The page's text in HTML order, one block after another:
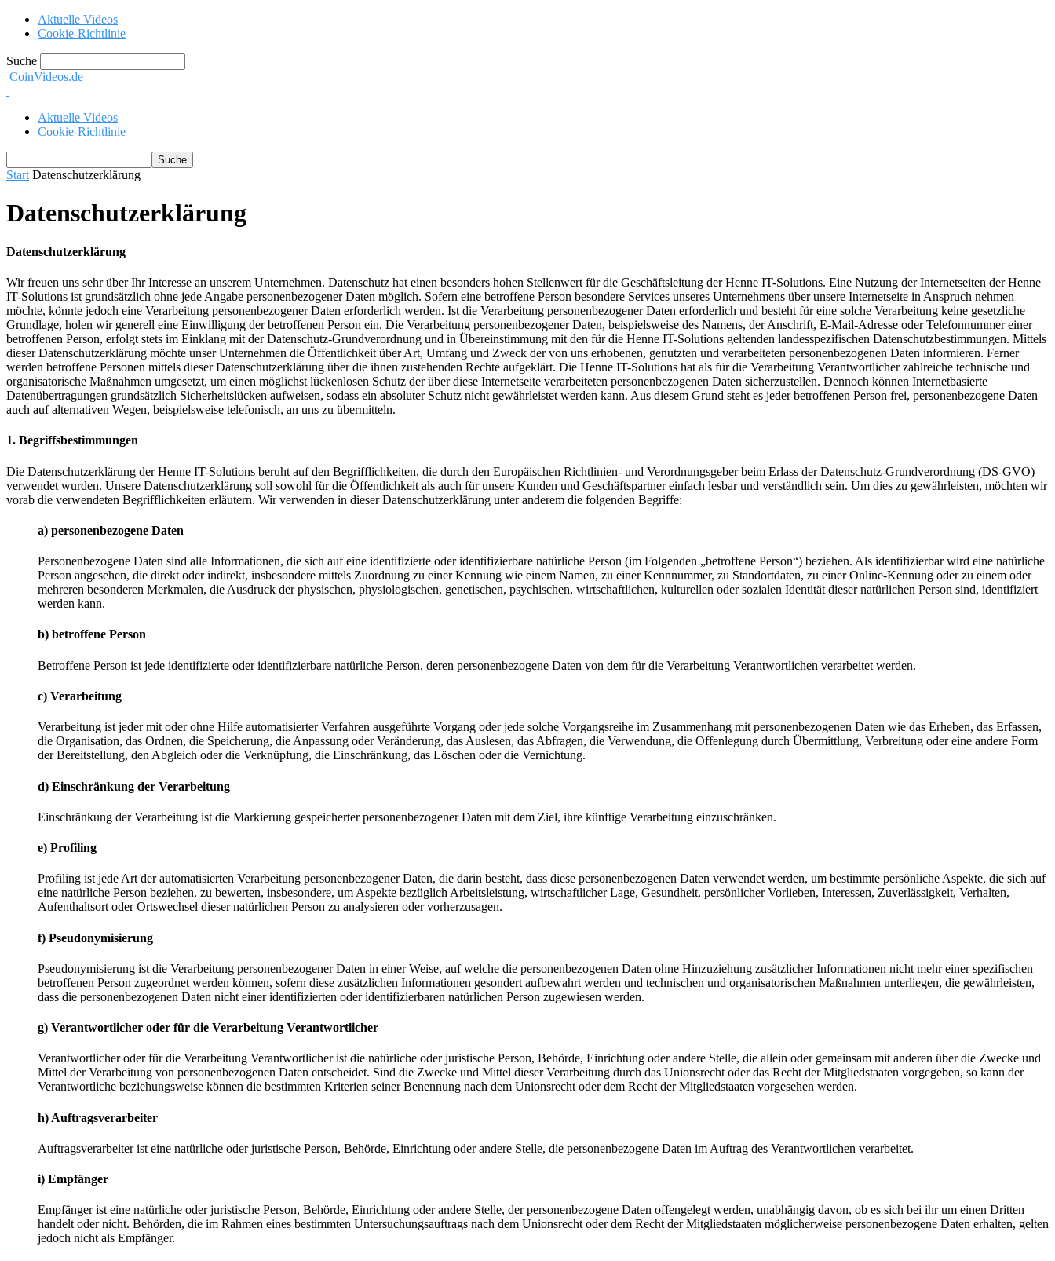
Aktuelle Videos
Cookie-Richtlinie
Suche
CoinVideos.de
Aktuelle Videos
Cookie-Richtlinie
Start Datenschutzerklärung
Datenschutzerklärung
Datenschutzerklärung
Wir freuen uns sehr über Ihr Interesse an unserem Unternehmen. Datenschutz hat einen besonders hohen Stellenwert für die Geschäftsleitung der Henne IT-Solutions. Eine Nutzung der Internetseiten der Henne
IT-Solutions ist grundsätzlich ohne jede Angabe personenbezogener Daten möglich. Sofern eine betroffene Person besondere Services unseres Unternehmens über unsere Internetseite in Anspruch nehmen
möchte, könnte jedoch eine Verarbeitung personenbezogener Daten erforderlich werden. Ist die Verarbeitung personenbezogener Daten erforderlich und besteht für eine solche Verarbeitung keine gesetzliche
Grundlage, holen wir generell eine Einwilligung der betroffenen Person ein. Die Verarbeitung personenbezogener Daten, beispielsweise des Namens, der Anschrift, E-Mail-Adresse oder Telefonnummer einer
betroffenen Person, erfolgt stets im Einklang mit der Datenschutz-Grundverordnung und in Übereinstimmung mit den für die Henne IT-Solutions geltenden landesspezifischen Datenschutzbestimmungen. Mittels
dieser Datenschutzerklärung möchte unser Unternehmen die Öffentlichkeit über Art, Umfang und Zweck der von uns erhobenen, genutzten und verarbeiteten personenbezogenen Daten informieren. Ferner
werden betroffene Personen mittels dieser Datenschutzerklärung über die ihnen zustehenden Rechte aufgeklärt. Die Henne IT-Solutions hat als für die Verarbeitung Verantwortlicher zahlreiche technische und
organisatorische Maßnahmen umgesetzt, um einen möglichst lückenlosen Schutz der über diese Internetseite verarbeiteten personenbezogenen Daten sicherzustellen. Dennoch können Internetbasierte
Datenübertragungen grundsätzlich Sicherheitslücken aufweisen, sodass ein absoluter Schutz nicht gewährleistet werden kann. Aus diesem Grund steht es jeder betroffenen Person frei, personenbezogene Daten
auch auf alternativen Wegen, beispielsweise telefonisch, an uns zu übermitteln.
1. Begriffsbestimmungen
Die Datenschutzerklärung der Henne IT-Solutions beruht auf den Begrifflichkeiten, die durch den Europäischen Richtlinien- und Verordnungsgeber beim Erlass der Datenschutz-Grundverordnung (DS-GVO)
verwendet wurden. Unsere Datenschutzerklärung soll sowohl für die Öffentlichkeit als auch für unsere Kunden und Geschäftspartner einfach lesbar und verständlich sein. Um dies zu gewährleisten, möchten wir
vorab die verwendeten Begrifflichkeiten erläutern. Wir verwenden in dieser Datenschutzerklärung unter anderem die folgenden Begriffe:
a) personenbezogene Daten
Personenbezogene Daten sind alle Informationen, die sich auf eine identifizierte oder identifizierbare natürliche Person (im Folgenden „betroffene Person“) beziehen. Als identifizierbar wird eine natürliche
Person angesehen, die direkt oder indirekt, insbesondere mittels Zuordnung zu einer Kennung wie einem Namen, zu einer Kennnummer, zu Standortdaten, zu einer Online-Kennung oder zu einem oder
mehreren besonderen Merkmalen, die Ausdruck der physischen, physiologischen, genetischen, psychischen, wirtschaftlichen, kulturellen oder sozialen Identität dieser natürlichen Person sind, identifiziert
werden kann.
b) betroffene Person
Betroffene Person ist jede identifizierte oder identifizierbare natürliche Person, deren personenbezogene Daten von dem für die Verarbeitung Verantwortlichen verarbeitet werden.
c) Verarbeitung
Verarbeitung ist jeder mit oder ohne Hilfe automatisierter Verfahren ausgeführte Vorgang oder jede solche Vorgangsreihe im Zusammenhang mit personenbezogenen Daten wie das Erheben, das Erfassen,
die Organisation, das Ordnen, die Speicherung, die Anpassung oder Veränderung, das Auslesen, das Abfragen, die Verwendung, die Offenlegung durch Übermittlung, Verbreitung oder eine andere Form
der Bereitstellung, den Abgleich oder die Verknüpfung, die Einschränkung, das Löschen oder die Vernichtung.
d) Einschränkung der Verarbeitung
Einschränkung der Verarbeitung ist die Markierung gespeicherter personenbezogener Daten mit dem Ziel, ihre künftige Verarbeitung einzuschränken.
e) Profiling
Profiling ist jede Art der automatisierten Verarbeitung personenbezogener Daten, die darin besteht, dass diese personenbezogenen Daten verwendet werden, um bestimmte persönliche Aspekte, die sich auf
eine natürliche Person beziehen, zu bewerten, insbesondere, um Aspekte bezüglich Arbeitsleistung, wirtschaftlicher Lage, Gesundheit, persönlicher Vorlieben, Interessen, Zuverlässigkeit, Verhalten,
Aufenthaltsort oder Ortswechsel dieser natürlichen Person zu analysieren oder vorherzusagen.
f) Pseudonymisierung
Pseudonymisierung ist die Verarbeitung personenbezogener Daten in einer Weise, auf welche die personenbezogenen Daten ohne Hinzuziehung zusätzlicher Informationen nicht mehr einer spezifischen
betroffenen Person zugeordnet werden können, sofern diese zusätzlichen Informationen gesondert aufbewahrt werden und technischen und organisatorischen Maßnahmen unterliegen, die gewährleisten,
dass die personenbezogenen Daten nicht einer identifizierten oder identifizierbaren natürlichen Person zugewiesen werden.
g) Verantwortlicher oder für die Verarbeitung Verantwortlicher
Verantwortlicher oder für die Verarbeitung Verantwortlicher ist die natürliche oder juristische Person, Behörde, Einrichtung oder andere Stelle, die allein oder gemeinsam mit anderen über die Zwecke und
Mittel der Verarbeitung von personenbezogenen Daten entscheidet. Sind die Zwecke und Mittel dieser Verarbeitung durch das Unionsrecht oder das Recht der Mitgliedstaaten vorgegeben, so kann der
Verantwortliche beziehungsweise können die bestimmten Kriterien seiner Benennung nach dem Unionsrecht oder dem Recht der Mitgliedstaaten vorgesehen werden.
h) Auftragsverarbeiter
Auftragsverarbeiter ist eine natürliche oder juristische Person, Behörde, Einrichtung oder andere Stelle, die personenbezogene Daten im Auftrag des Verantwortlichen verarbeitet.
i) Empfänger
Empfänger ist eine natürliche oder juristische Person, Behörde, Einrichtung oder andere Stelle, der personenbezogene Daten offengelegt werden, unabhängig davon, ob es sich bei ihr um einen Dritten
handelt oder nicht. Behörden, die im Rahmen eines bestimmten Untersuchungsauftrags nach dem Unionsrecht oder dem Recht der Mitgliedstaaten möglicherweise personenbezogene Daten erhalten, gelten
jedoch nicht als Empfänger.